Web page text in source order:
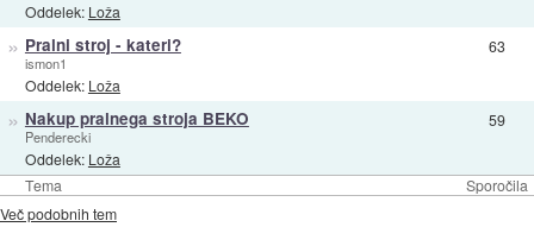
Tema Sporočila
Oddelek: Loža
» Pralni stroj - kateri?
ismon1
Oddelek: Loža
63
» Nakup pralnega stroja BEKO
Penderecki
Oddelek: Loža
59
Več podobnih tem